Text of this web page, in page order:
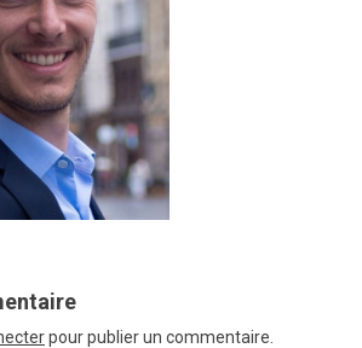
DES PLACES TERTIAIRES
VERIQUALIS
EVÉNEMENTS
pour publier un commentaire.